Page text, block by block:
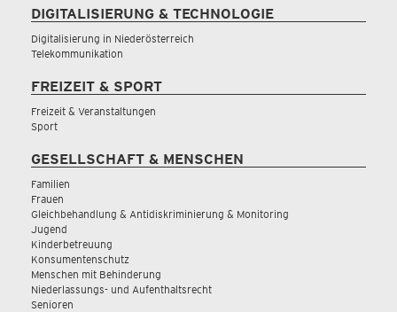
DIGITALISIERUNG & TECHNOLOGIE
Digitalisierung in Niederösterreich
Telekommunikation
FREIZEIT & SPORT
Freizeit & Veranstaltungen
Sport
GESELLSCHAFT & MENSCHEN
Familien
Frauen
Gleichbehandlung & Antidiskriminierung & Monitoring
Jugend
Kinderbetreuung
Konsumentenschutz
Menschen mit Behinderung
Niederlassungs- und Aufenthaltsrecht
Senioren